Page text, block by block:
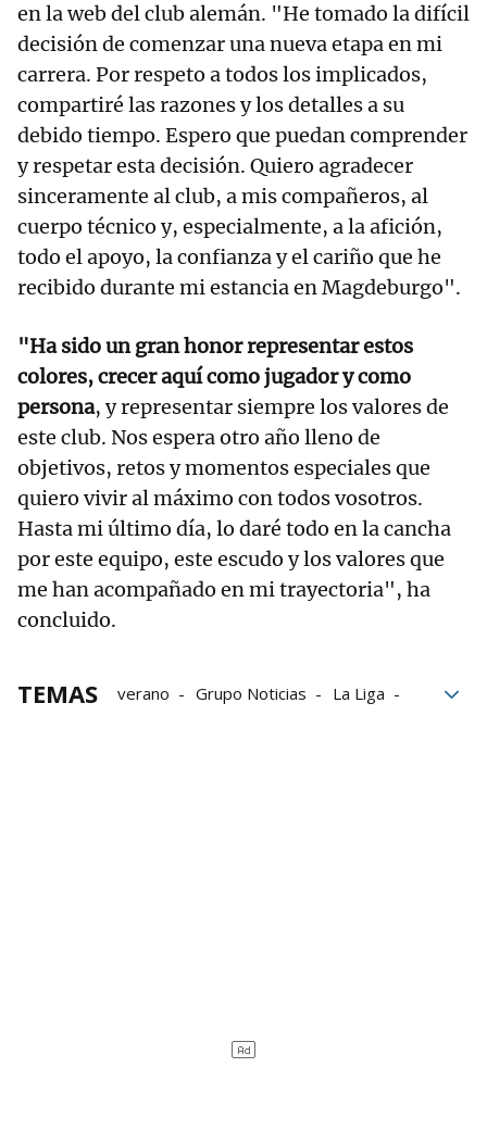
en la web del club alemán. "He tomado la difícil
decisión de comenzar una nueva etapa en mi
carrera. Por respeto a todos los implicados,
compartiré las razones y los detalles a su
debido tiempo. Espero que puedan comprender
y respetar esta decisión. Quiero agradecer
sinceramente al club, a mis compañeros, al
cuerpo técnico y, especialmente, a la afición,
todo el apoyo, la confianza y el cariño que he
recibido durante mi estancia en Magdeburgo".
"Ha sido un gran honor representar estos
colores, crecer aquí como jugador y como
persona, y representar siempre los valores de
este club. Nos espera otro año lleno de
objetivos, retos y momentos especiales que
quiero vivir al máximo con todos vosotros.
Hasta mi último día, lo daré todo en la cancha
por este equipo, este escudo y los valores que
me han acompañado en mi trayectoria", ha
concluido.
TEMAS verano Grupo Noticias
La Liga